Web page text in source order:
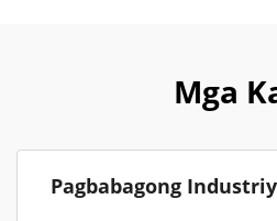
Mga
Pagbabagong